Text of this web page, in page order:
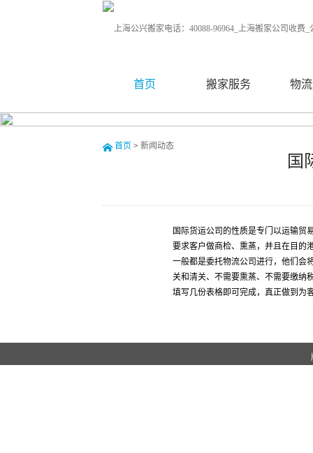
首页 搬家服务 物
首页 > 新闻动态
国
国际货运公司的性质是专门以运输贸
要求客户做商检、熏蒸，并且在目的
一般都是委托物流公司进行，他们会
关和清关、不需要熏蒸、不需要缴纳
填写几份表格即可完成，真正做到为